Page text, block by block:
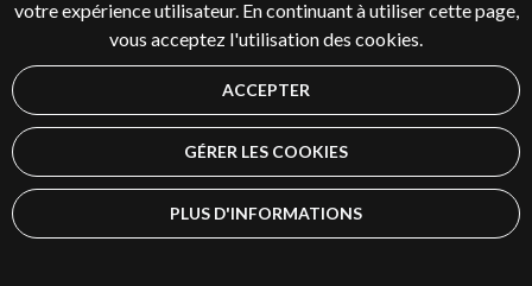
votre expérience utilisateur. En continuant à utiliser cette page,
vous acceptez l'utilisation des cookies.
ACCEPTER
GÉRER LES COOKIES
PLUS D'INFORMATIONS
Droits d'auteur 2026 | Äksyt Ämmät